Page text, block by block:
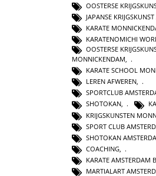
OOSTERSE
JAPANSE
KARATE
KARATENOMICHI
OOSTERSE
MONNICKENDAM,
KARATE SCHOOL
LEREN AFWEREN,
SPORTCLUB
SHOTOKAN,
KRIJGSKUNSTEN
SPORT CLUB
SHOTOKAN
COACHING
KARATE AMSTERDAM
MARTIALART